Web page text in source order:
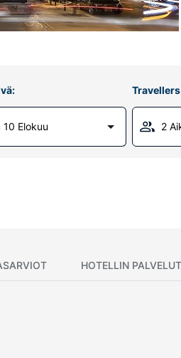
10 Elokuu
Travellers
2
HOTELLIN PALVELUT